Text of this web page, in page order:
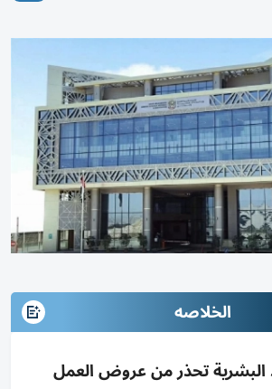
الخلاصه
البشرية تحذر من عروض العمل